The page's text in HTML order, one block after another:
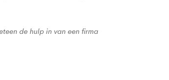
de hulp in van een firma